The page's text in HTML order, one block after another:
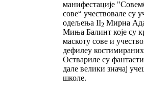
манифестације
сове“ учествовале су
одељења II2 Мирна
Миња Балинт које су
маскоту сове и
дефилеу
Оствариле су
дале велики значај
школе.